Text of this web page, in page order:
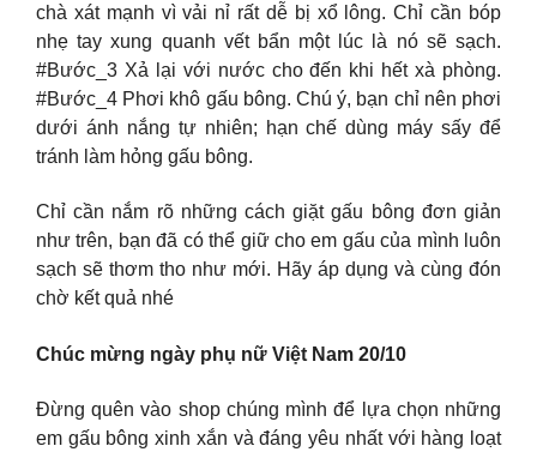
chà xát mạnh vì vải nỉ rất dễ bị xổ lông. Chỉ cần bóp
nhẹ tay xung quanh vết bẩn một lúc là nó sẽ sạch.
#Bước_3 Xả lại với nước cho đến khi hết xà phòng.
#Bước_4 Phơi khô gấu bông. Chú ý, bạn chỉ nên phơi
dưới ánh nắng tự nhiên; hạn chế dùng máy sấy để
tránh làm hỏng gấu bông.
Chỉ cần nắm rõ những cách giặt gấu bông đơn giản
như trên, bạn đã có thể giữ cho em gấu của mình luôn
sạch sẽ thơm tho như mới. Hãy áp dụng và cùng đón
chờ kết quả nhé
Chúc mừng ngày phụ nữ Việt Nam 20/10
Đừng quên vào shop chúng mình để lựa chọn những
em gấu bông xinh xắn và đáng yêu nhất với hàng loạt